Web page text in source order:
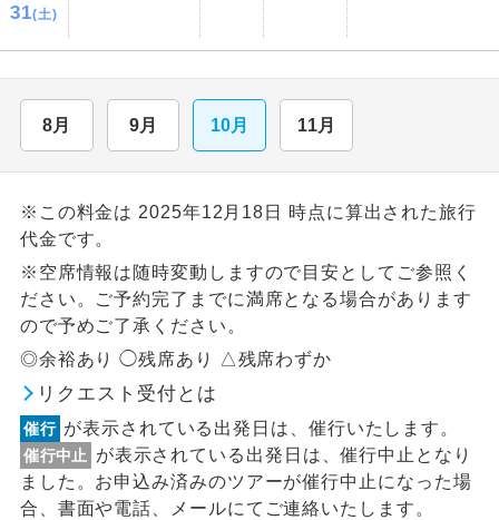
31(土)
8月 9月 10月 11月
※この料金は 2025年12月18日 時点に算出された旅行
代金です。
※空席情報は随時変動しますので目安としてご参照く
ださい。ご予約完了までに満席となる場合があります
ので予めご了承ください。
◎余裕あり ◯残席あり △残席わずか
リクエスト受付とは
催行 が表示されている出発日は、催行いたします。
催行中止
が表示されている出発日は、催行中止となり
ました。お申込み済みのツアーが催行中止になった場
合、書面や電話、メールにてご連絡いたします。